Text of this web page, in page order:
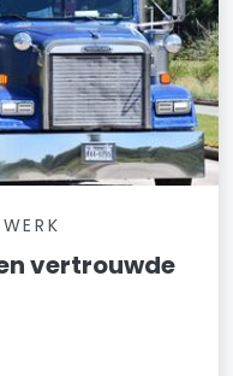
vertrouwde